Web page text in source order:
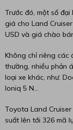
Trước đó, một số
giá cho Land
USD và giá chào
Không chỉ riêng các
thường, nhiều phản
loại xe khác, như:
Ioniq 5 N...
Toyota Land
suất lên tới 326 mã